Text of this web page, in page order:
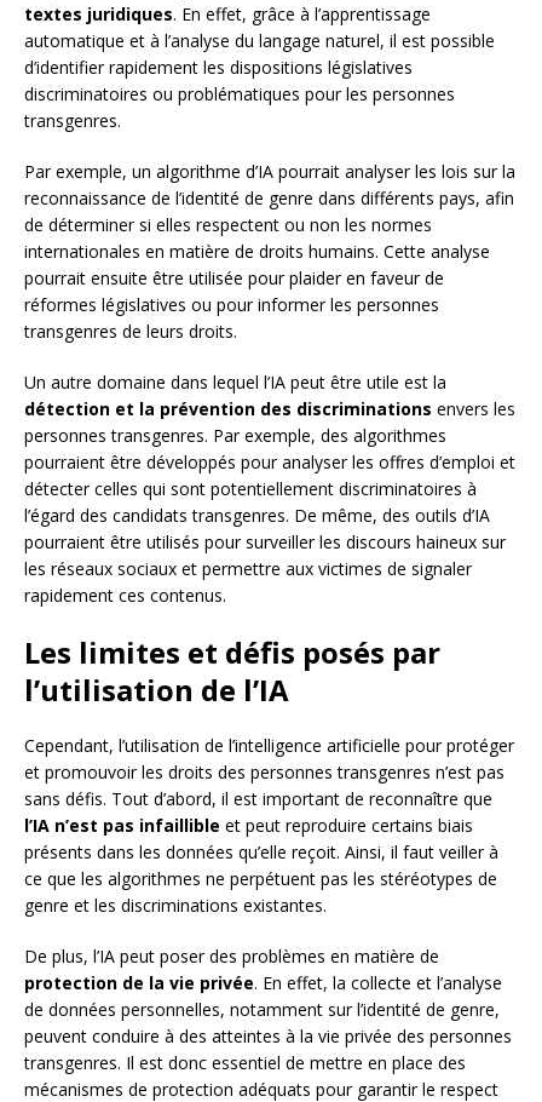
textes juridiques. En effet, grâce à l’apprentissage
automatique et à l’analyse du langage naturel, il est possible
d’identifier rapidement les dispositions législatives
discriminatoires ou problématiques pour les personnes
transgenres.
Par exemple, un algorithme d’IA pourrait analyser les lois sur la
reconnaissance de l’identité de genre dans différents pays, afin
de déterminer si elles respectent ou non les normes
internationales en matière de droits humains. Cette analyse
pourrait ensuite être utilisée pour plaider en faveur de
réformes législatives ou pour informer les personnes
transgenres de leurs droits.
Un autre domaine dans lequel l’IA peut être utile est la
détection et la prévention des discriminations envers les
personnes transgenres. Par exemple, des algorithmes
pourraient être développés pour analyser les offres d’emploi et
détecter celles qui sont potentiellement discriminatoires à
l’égard des candidats transgenres. De même, des outils d’IA
pourraient être utilisés pour surveiller les discours haineux sur
les réseaux sociaux et permettre aux victimes de signaler
rapidement ces contenus.
Les limites et défis posés par
l’utilisation de l’IA
Cependant, l’utilisation de l’intelligence artificielle pour protéger
et promouvoir les droits des personnes transgenres n’est pas
sans défis. Tout d’abord, il est important de reconnaître que
l’IA n’est pas infaillible et peut reproduire certains biais
présents dans les données qu’elle reçoit. Ainsi, il faut veiller à
ce que les algorithmes ne perpétuent pas les stéréotypes de
genre et les discriminations existantes.
De plus, l’IA peut poser des problèmes en matière de
protection de la vie privée. En effet, la collecte et l’analyse
de données personnelles, notamment sur l’identité de genre,
peuvent conduire à des atteintes à la vie privée des personnes
transgenres. Il est donc essentiel de mettre en place des
mécanismes de protection adéquats pour garantir le respect